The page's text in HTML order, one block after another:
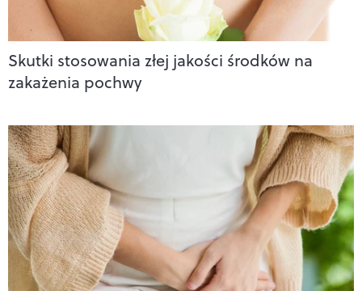
Skutki stosowania złej jakości środków na
zakażenia pochwy